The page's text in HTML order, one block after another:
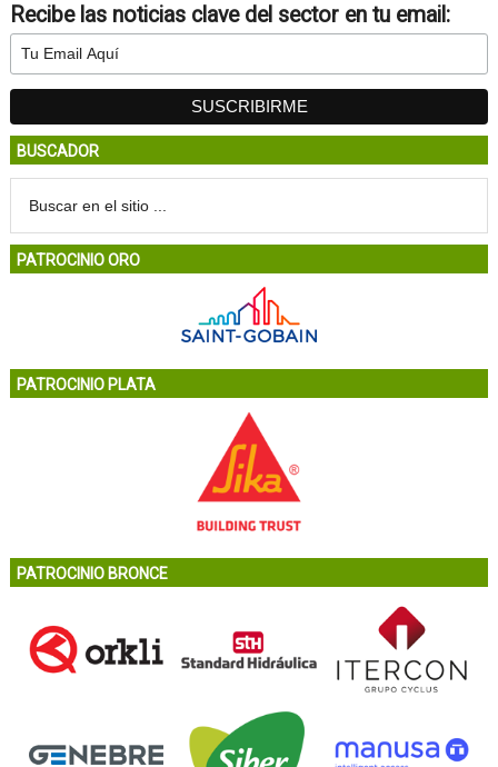
Recibe las noticias clave del sector en tu email:
BUSCADOR
PATROCINIO ORO
PATROCINIO PLATA
PATROCINIO BRONCE